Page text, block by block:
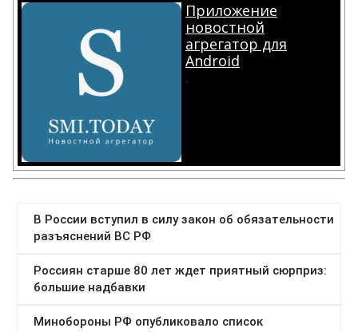
Приложение
новостной
агрегатор для
Android
.